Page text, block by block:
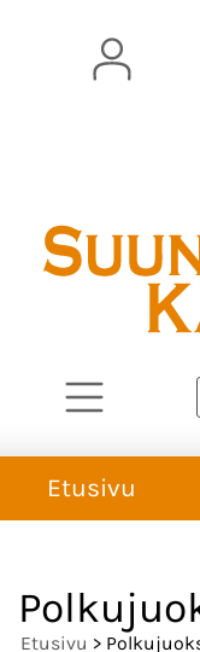
Etusivu
Etusivu >